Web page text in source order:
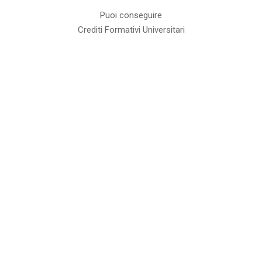
Puoi conseguire
Crediti Formativi Universitari